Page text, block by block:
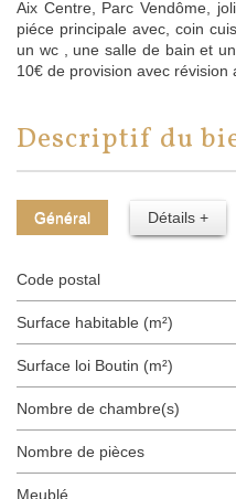
Aix Centre, Parc Vendôme,
piéce principale avec, coin
un wc , une salle de bain et
10€ de provision avec révision
descriptif du
Général Détails +
Code postal
Surface habitable (m²)
Surface loi Boutin (m²)
Nombre de chambre(s)
Nombre de pièces
Meublé